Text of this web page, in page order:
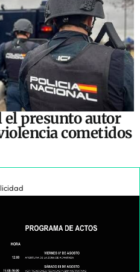
el presunto autor
cometidos